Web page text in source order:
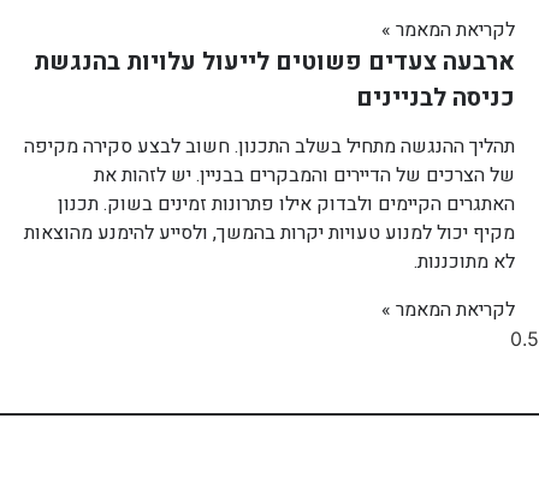
לקריאת המאמר »
ארבעה צעדים פשוטים לייעול עלויות בהנגשת
כניסה לבניינים
תהליך ההנגשה מתחיל בשלב התכנון. חשוב לבצע סקירה מקיפה
של הצרכים של הדיירים והמבקרים בבניין. יש לזהות את
האתגרים הקיימים ולבדוק אילו פתרונות זמינים בשוק. תכנון
מקיף יכול למנוע טעויות יקרות בהמשך, ולסייע להימנע מהוצאות
לא מתוכננות.
לקריאת המאמר »